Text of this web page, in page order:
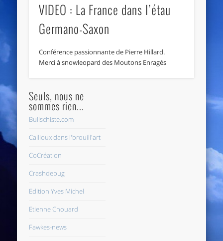
VIDEO : La France dans l’étau
Germano-Saxon
Conférence passionnante de Pierre Hillard.
Merci à snowleopard des Moutons Enragés
Seuls, nous ne
sommes rien...
Bullschiste.com
Cailloux dans l'brouill'art
CoCréation
Crashdebug
Edition Yves Michel
Etienne Chouard
Fawkes-news